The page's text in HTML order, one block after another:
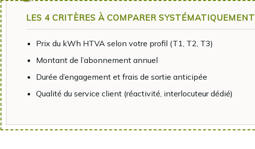
LES 4 CRITÈRES À COMPARER SYSTÉMATIQUEMENT
Prix du kWh HTVA selon votre profil (T1, T2, T3)
Montant de l’abonnement annuel
Durée d’engagement et frais de sortie anticipée
Qualité du service client (réactivité, interlocuteur dédié)